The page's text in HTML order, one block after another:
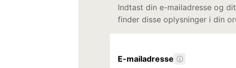
Indtast din e-mailadresse og
finder disse oplysninger i din
E-mailadresse